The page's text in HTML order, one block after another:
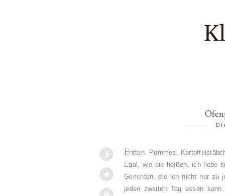
Fritten. Pommes.
Egal, wie sie heißen, ich liebe
Gerichten, die ich nicht nur zu
jeden zweiten Tag essen